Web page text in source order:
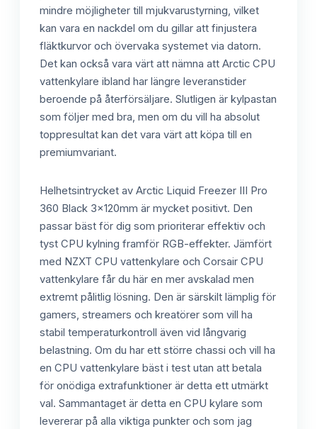
mindre möjligheter till mjukvarustyrning, vilket
kan vara en nackdel om du gillar att finjustera
fläktkurvor och övervaka systemet via datorn.
Det kan också vara värt att nämna att Arctic CPU
vattenkylare ibland har längre leveranstider
beroende på återförsäljare. Slutligen är kylpastan
som följer med bra, men om du vill ha absolut
toppresultat kan det vara värt att köpa till en
premiumvariant.
Helhetsintrycket av Arctic Liquid Freezer III Pro
360 Black 3x120mm är mycket positivt. Den
passar bäst för dig som prioriterar effektiv och
tyst CPU kylning framför RGB-effekter. Jämfört
med NZXT CPU vattenkylare och Corsair CPU
vattenkylare får du här en mer avskalad men
extremt pålitlig lösning. Den är särskilt lämplig för
gamers, streamers och kreatörer som vill ha
stabil temperaturkontroll även vid långvarig
belastning. Om du har ett större chassi och vill ha
en CPU vattenkylare bäst i test utan att betala
för onödiga extrafunktioner är detta ett utmärkt
val. Sammantaget är detta en CPU kylare som
levererar på alla viktiga punkter och som jag